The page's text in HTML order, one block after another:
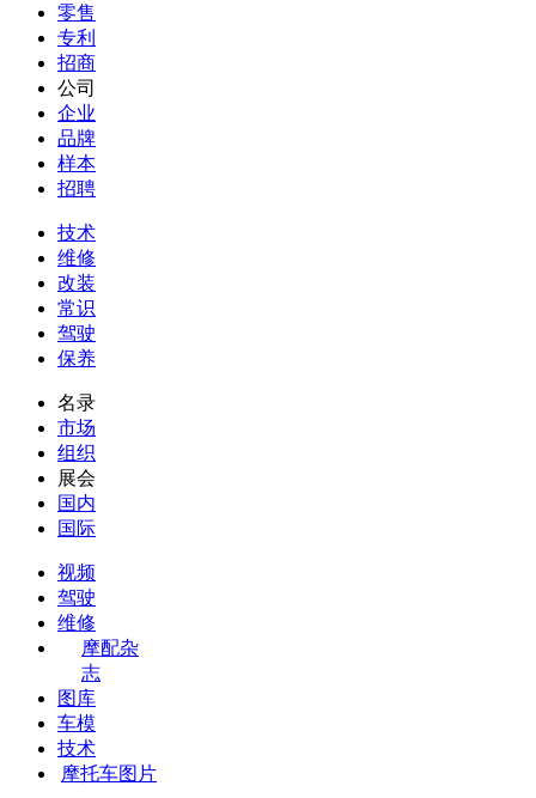
零售
专利
招商
公司
企业
品牌
样本
招聘
技术
维修
改装
常识
驾驶
保养
名录
市场
组织
展会
国内
国际
视频
驾驶
维修
摩配杂
志
图库
车模
技术
摩托车图片